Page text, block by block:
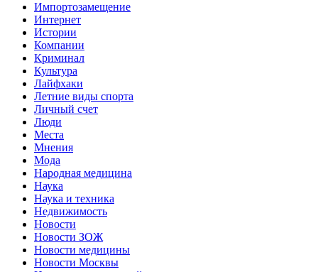
Импортозамещение
Интернет
Истории
Компании
Криминал
Культура
Лайфхаки
Летние виды спорта
Личный счет
Люди
Места
Мнения
Мода
Народная медицина
Наука
Наука и техника
Недвижимость
Новости
Новости ЗОЖ
Новости медицины
Новости Москвы